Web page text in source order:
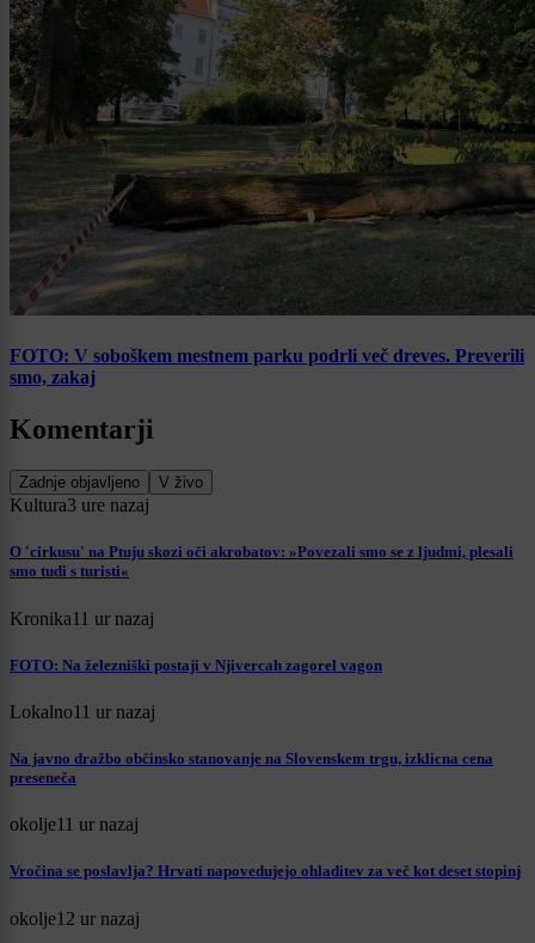
FOTO: V soboškem mestnem parku podrli več dreves. Preverili
smo, zakaj
Komentarji
Zadnje objavljeno V živo
Kultura3 ure nazaj
O 'cirkusu' na Ptuju skozi oči akrobatov: »Povezali smo se z ljudmi, plesali
smo tudi s turisti«
Kronika11 ur nazaj
FOTO: Na železniški postaji v Njivercah zagorel vagon
Lokalno11 ur nazaj
Na javno dražbo občinsko stanovanje na Slovenskem trgu, izklicna cena
preseneča
okolje11 ur nazaj
Vročina se poslavlja? Hrvati napovedujejo ohladitev za več kot deset stopinj
okolje12 ur nazaj